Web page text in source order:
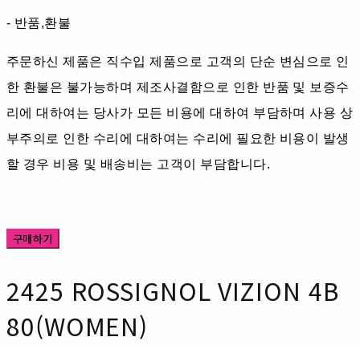
- 반품,환불
주문하신 제품은 직수입 제품으로 고객의 단순 변심으로 인
한 환불은 불가능하며 제조사결함으로 인한 반품 및 보증수
리에 대하여는 당사가 모든 비용에 대하여 부담하며 사용 상
부주의로 인한 수리에 대하여는 수리에 필요한 비용이 발생
할 경우 비용 및 배송비는 고객이 부담합니다.
구매하기
2425 ROSSIGNOL VIZION 4B
80(WOMEN)